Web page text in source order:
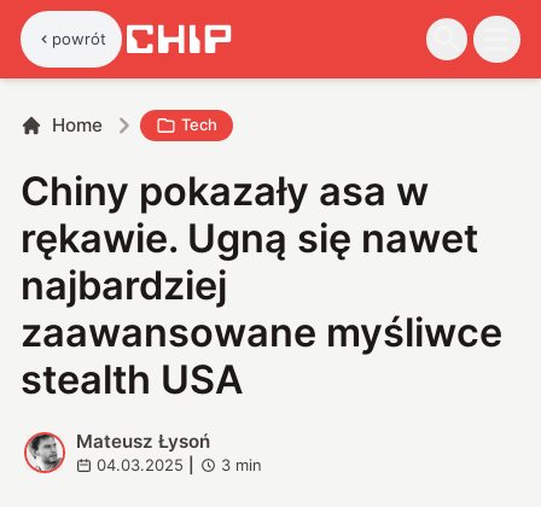
powrót
Home Tech
Chiny pokazały asa w
rękawie. Ugną się nawet
najbardziej
zaawansowane myśliwce
stealth USA
M
Mateusz Łysoń
04.03.2025 3 min